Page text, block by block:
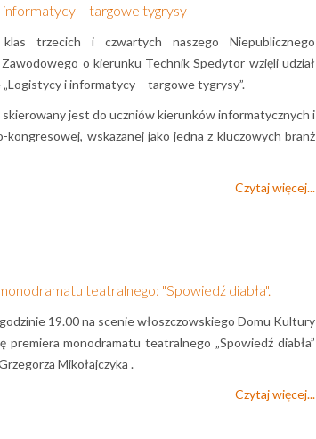
informatycy – targowe tygrysy
klas trzecich i czwartych naszego Niepublicznego
o kierunku Technik Spedytor wzięli udział
Logistycy i informatycy – targowe tygrysy”.
jest do uczniów kierunków informatycznych i
wskazanej jako jedna z kluczowych branż
Czytaj więcej...
teatralnego: "Spowiedź diabła".
19.00 na scenie włoszczowskiego Domu Kultury
premiera monodramatu teatralnego „Spowiedź diabła”
Mikołajczyka .
Czytaj więcej...